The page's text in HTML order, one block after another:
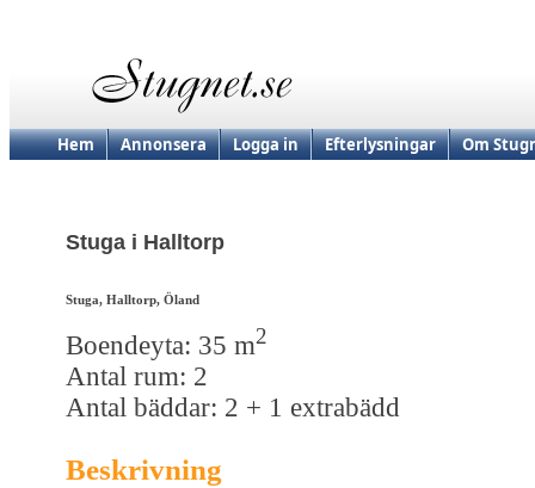
Hem Annonsera Logga in Efterlysningar Om
Stuga i Halltorp
Stuga, Halltorp, Öland
Boendeyta: 35 m2
Antal rum: 2
Antal bäddar: 2 + 1 extrabädd
Beskrivning